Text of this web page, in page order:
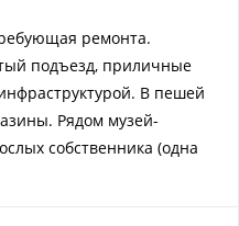
ремонта.
подъезд, приличные
В пешей
Рядом музей-
собственника (одна